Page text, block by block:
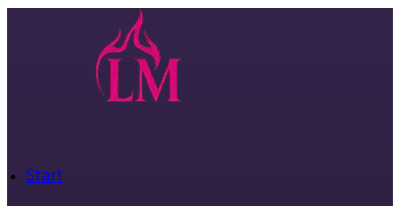
Start